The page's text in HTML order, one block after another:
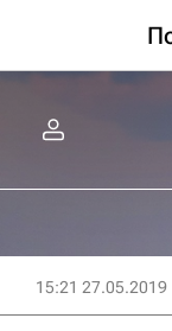
15:21 27.05.2019